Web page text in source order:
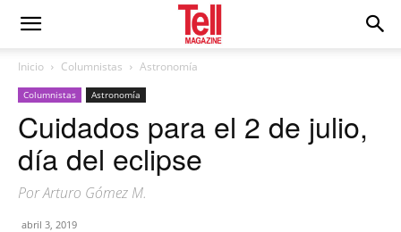
Inicio Columnistas Astronomía
Columnistas Astronomía
Cuidados para el 2 de julio,
día del eclipse
Por Arturo Gómez M.
abril 3, 2019